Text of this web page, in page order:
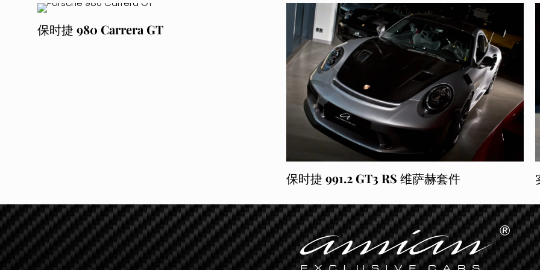
保时捷 980 Carrera GT
保时捷 991.2 GT3 RS 维萨赫套件